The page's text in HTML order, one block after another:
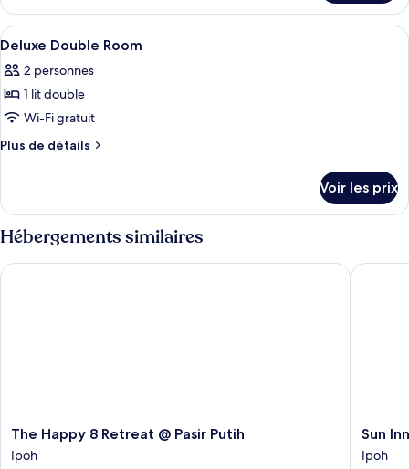
le
type
de
Single
Room
Afficher
toutes
les
photos
pour
ce
chambre :
Deluxe
Double
Room
Une chambre d’hôtel avec un lit,
1
Deluxe Double Room
2 personnes
1 lit double
Wi-Fi gratuit
Plus de détails
Plus
le
type
de
chambre
Deluxe
Voir les prix
Hébergements similaires
The
Happy
8
The Happy 8 Retreat @ Pasir Putih
Ipoh
The Happy 8 Retreat @ Pasir Putih
Sun
Inns
Meru
Sun
Ipoh
Sun